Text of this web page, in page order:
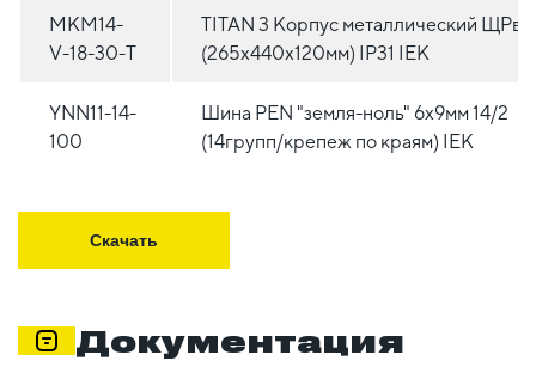
MKM14-
V-18-30-T
TITAN 3 Корпус металлический ЩРв-
(265х440х120мм) IP31 IEK
YNN11-14-
100
Шина PEN "земля-ноль" 6х9мм 14/2
(14групп/крепеж по краям) IEK
Скачать
Документация